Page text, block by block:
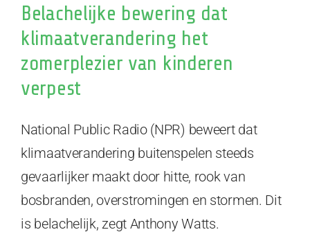
Belachelijke bewering dat
klimaatverandering het
zomerplezier van kinderen
verpest
National Public Radio (NPR) beweert dat
klimaatverandering buitenspelen steeds
gevaarlijker maakt door hitte, rook van
bosbranden, overstromingen en stormen. Dit
is belachelijk, zegt Anthony Watts.